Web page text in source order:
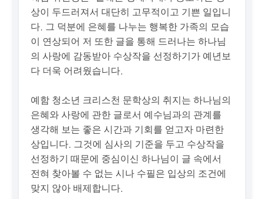
상이 두드러져서 대단히 고무적이고 기쁜 일입니
다. 그 덕분에 은혜를 나누는 행복한 가족의 모습
이 연상되어 저 또한 글을 통해 드러나는 하나님
의 사랑에 감동받아 수상작을 선정하기가 예년보
다 더욱 어려웠습니다.
예함 청소년 크리스천 문학상의 취지는 하나님의
은혜와 사랑에 관한 글로서 예수님과의 관계를
생각해 보는 좋은 시간과 기회를 얻고자 마련한
상입니다. 그것에 심사의 기준을 두고 수상작을
선정하기 때문에 중심이신 하나님이 글 속에서
전혀 찾아볼 수 없는 시나 수필은 입상의 조건에
맞지 않아 배제합니다.